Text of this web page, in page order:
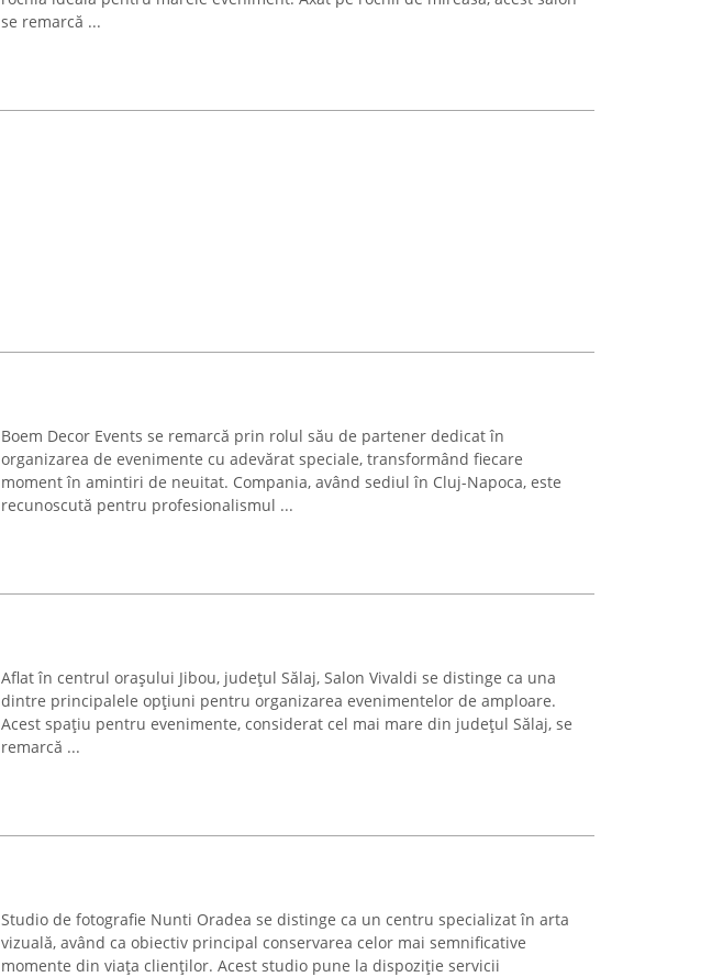
se remarcă ...
Boem Decor Events se remarcă prin rolul său de partener dedicat în
organizarea de evenimente cu adevărat speciale, transformând fiecare
moment în amintiri de neuitat. Compania, având sediul în Cluj-Napoca, este
recunoscută pentru profesionalismul ...
Aflat în centrul orașului Jibou, județul Sălaj, Salon Vivaldi se distinge ca una
dintre principalele opțiuni pentru organizarea evenimentelor de amploare.
Acest spațiu pentru evenimente, considerat cel mai mare din județul Sălaj, se
remarcă ...
Studio de fotografie Nunti Oradea se distinge ca un centru specializat în arta
vizuală, având ca obiectiv principal conservarea celor mai semnificative
momente din viața clienților. Acest studio pune la dispoziție servicii